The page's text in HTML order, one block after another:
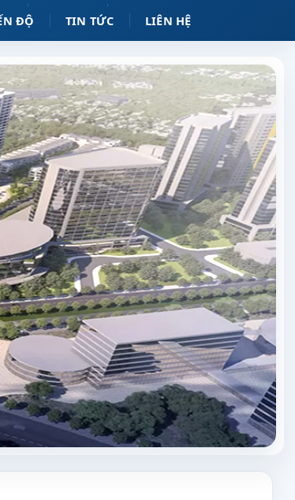
ĐỘ TIN TỨC LIÊN HỆ